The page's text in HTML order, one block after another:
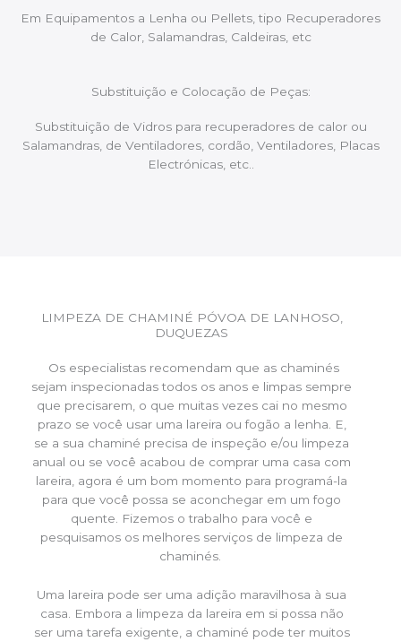
Em Equipamentos a Lenha ou Pellets, tipo Recuperadores
de Calor, Salamandras, Caldeiras, etc
Substituição e Colocação de Peças:
Substituição de Vidros para recuperadores de calor ou
Salamandras, de Ventiladores, cordão, Ventiladores, Placas
Electrónicas, etc..
LIMPEZA DE CHAMINÉ PÓVOA DE LANHOSO,
DUQUEZAS
Os especialistas recomendam que as chaminés
sejam inspecionadas todos os anos e limpas sempre
que precisarem, o que muitas vezes cai no mesmo
prazo se você usar uma lareira ou fogão a lenha. E,
se a sua chaminé precisa de inspeção e/ou limpeza
anual ou se você acabou de comprar uma casa com
lareira, agora é um bom momento para programá-la
para que você possa se aconchegar em um fogo
quente. Fizemos o trabalho para você e
pesquisamos os melhores serviços de limpeza de
chaminés.
Uma lareira pode ser uma adição maravilhosa à sua
casa. Embora a limpeza da lareira em si possa não
ser uma tarefa exigente, a chaminé pode ter muitos